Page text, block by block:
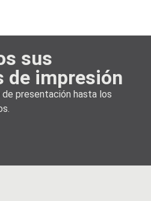
sus
de impresión
presentación hasta los